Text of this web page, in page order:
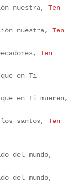
nuestra,
Ten
nuestra, Ten
Ten
en Ti
los santos, Ten